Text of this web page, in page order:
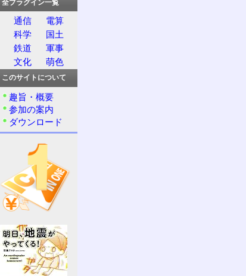
全プラグイン一覧
通信
電算
科学
国土
鉄道
軍事
文化
萌色
このサイトについて
趣旨・概要
参加の案内
ダウンロード